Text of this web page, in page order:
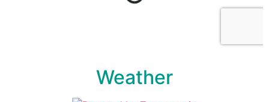
Weather